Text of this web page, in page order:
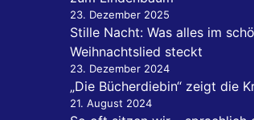
23. Dezember 2025
Stille Nacht: Was alles im
Weihnachtslied steckt
23. Dezember 2024
„Die Bücherdiebin“ zeigt die
21. August 2024